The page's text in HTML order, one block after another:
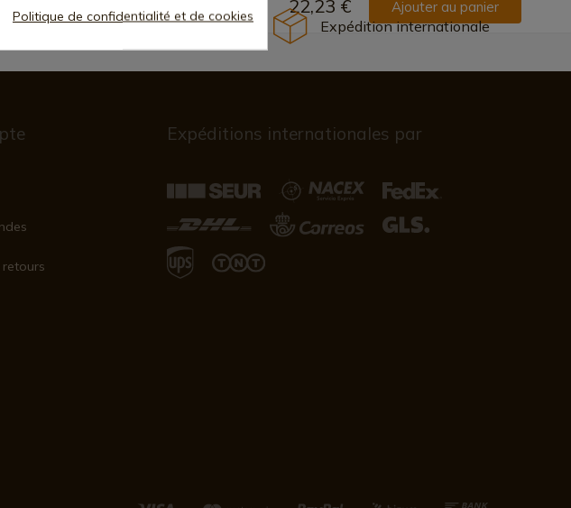
22,23 € Ajouter au panier
sécurisées Expédition internationale
Expéditions internationales par
Politique de confidentialité et de cookies